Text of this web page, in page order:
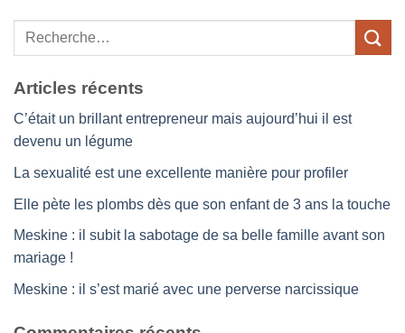
Articles récents
C’était un brillant entrepreneur mais aujourd’hui il est
devenu un légume
La sexualité est une excellente manière pour profiler
Elle pète les plombs dès que son enfant de 3 ans la touche
Meskine : il subit la sabotage de sa belle famille avant son
mariage !
Meskine : il s’est marié avec une perverse narcissique